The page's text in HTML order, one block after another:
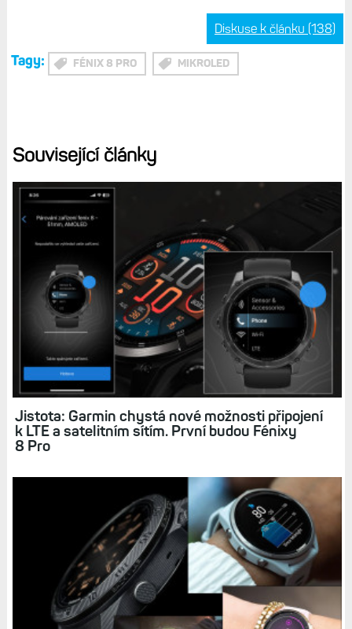
Diskuse k článku (138)
Tagy: FÉNIX 8 PRO MIKROLED
Související články